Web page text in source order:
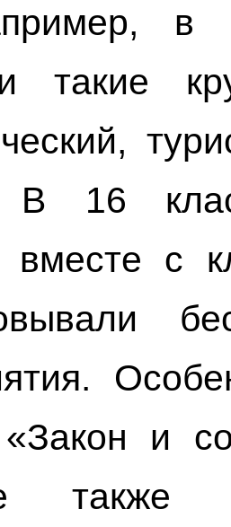
в
такие
В 16
вместе с
и
также